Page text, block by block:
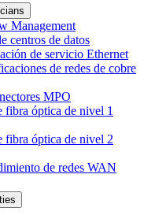
Management
centros de datos
de servicio Ethernet
de redes de cobre
MPO
fibra óptica de nivel 1
fibra óptica de nivel 2
de redes WAN